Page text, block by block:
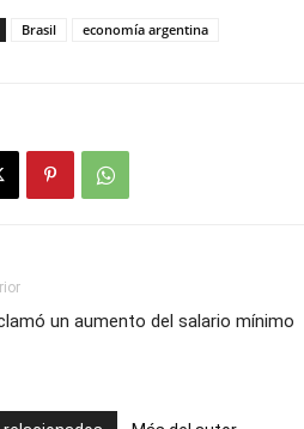
Brasil economía argentina
un aumento del salario mínimo